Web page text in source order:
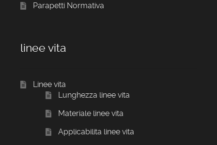
Parapetti Normativa
linee vita
Linee vita
Lunghezza linee vita
Materiale linee vita
Applicabilita linee vita